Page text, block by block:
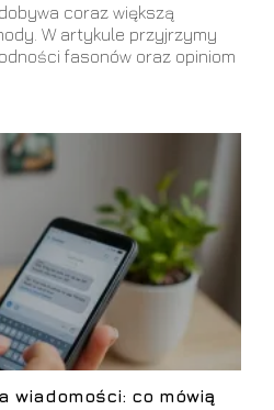
coraz większą
W artykule przyjrzymy
fasonów oraz opiniom
wiadomości: co mówią